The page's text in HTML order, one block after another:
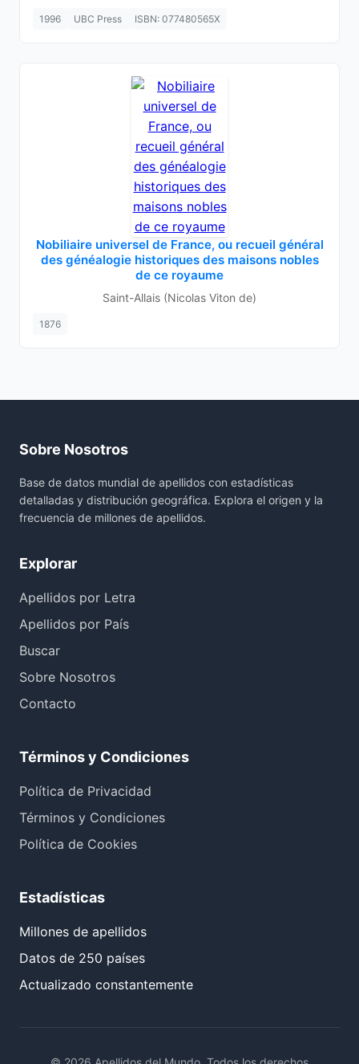
1996 UBC Press ISBN: 077480565X
Nobiliaire universel de France, ou recueil général
des généalogie historiques des maisons nobles
de ce royaume
Saint-Allais (Nicolas Viton de)
1876
Sobre Nosotros
Base de datos mundial de apellidos con estadísticas
detalladas y distribución geográfica. Explora el origen y la
frecuencia de millones de apellidos.
Explorar
Apellidos por Letra
Apellidos por País
Buscar
Sobre Nosotros
Contacto
Términos y Condiciones
Política de Privacidad
Términos y Condiciones
Política de Cookies
Estadísticas
Millones de apellidos
Datos de 250 países
Actualizado constantemente